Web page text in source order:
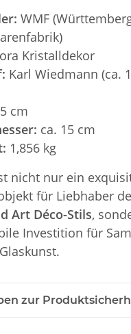
WMF
Kristalldekor
Karl Wiedmann (ca.
cm
ca. 15 cm
1,856 kg
nicht nur ein
für Liebhaber
Art Déco-Stils,
Investition für
zur